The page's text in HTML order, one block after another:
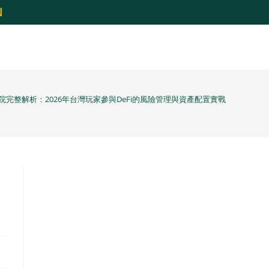
完整解析：2026年台灣玩家參與DeFi的風險管理與資產配置實戰